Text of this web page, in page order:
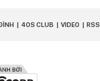
40S CLUB VIDEO RSS